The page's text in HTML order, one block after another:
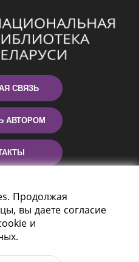
СВЯЗЬ
АВТОРОМ
Продолжая
вы даете согласие
и